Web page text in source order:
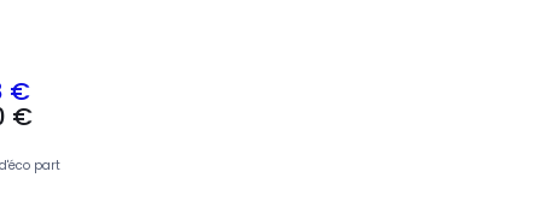
€
€
d'éco part